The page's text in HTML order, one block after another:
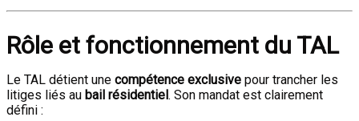
Rôle et fonctionnement du TAL
Le TAL détient une compétence exclusive pour trancher les
litiges liés au bail résidentiel . Son mandat est clairement
défini :